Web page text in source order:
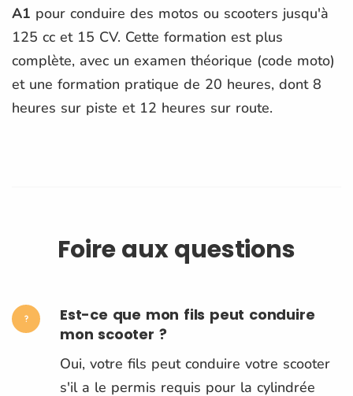
A1 pour conduire des motos ou scooters jusqu'à
125 cc et 15 CV. Cette formation est plus
complète, avec un examen théorique (code moto)
et une formation pratique de 20 heures, dont 8
heures sur piste et 12 heures sur route​.
Foire aux questions
Est-ce que mon fils peut conduire
mon scooter ?
Oui, votre fils peut conduire votre scooter
s'il a le permis requis pour la cylindrée